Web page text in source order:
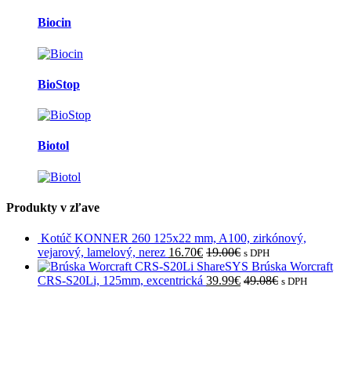
Biocin
BioStop
Biotol
Produkty v zľave
Kotúč KONNER 260 125x22 mm, A100, zirkónový,
vejarový, lamelový, nerez 16.70€ 19.00€ s DPH
Brúska Worcraft
CRS-S20Li, 125mm, excentrická 39.99€ 49.08€ s DPH